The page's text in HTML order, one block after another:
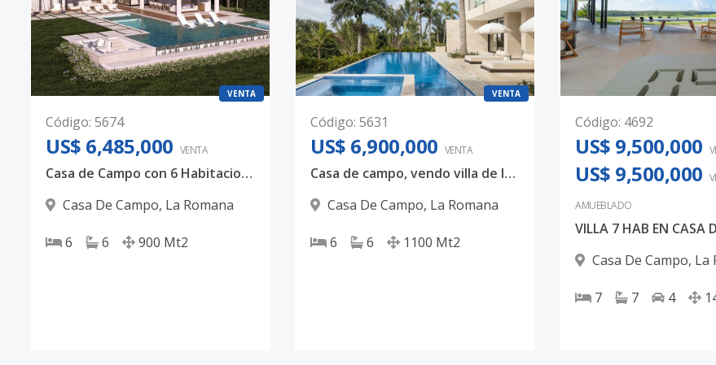
VENTA
Código: 5674
US$ 6,485,000 VENTA
Casa de Campo con 6 Habitaciones en Bahía Chavón – Lujo Tropical en La Marina
Casa De Campo, La Romana
6 6 900 Mt2
VENTA
Código: 5631
US$ 6,900,000 VENTA
Casa de campo, vendo villa de lujo con vista al mar
Casa De Campo, La Romana
6 6 1100 Mt2
Código: 4692
US$ 9,500,000
US$ 9,500,000
AMUEBLADO
VILLA 7 HAB EN CASA
Casa De Campo, La
7 7 4